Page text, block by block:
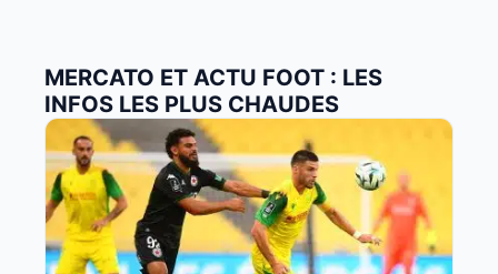
MERCATO ET ACTU FOOT : LES
INFOS LES PLUS CHAUDES